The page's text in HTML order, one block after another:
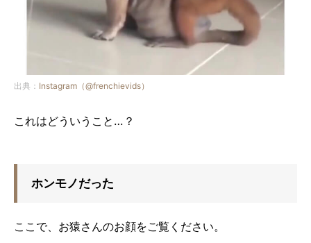
出典： Instagram（@frenchievids）
これはどういうこと…？
ホンモノだった
ここで、お猿さんのお顔をご覧ください。